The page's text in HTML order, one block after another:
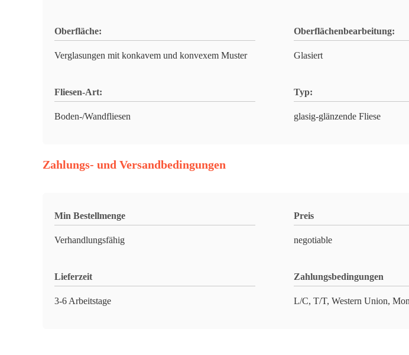
Oberfläche:
Verglasungen mit konkavem und konvexem Muster
Oberflächenbearbeitung:
Glasiert
Fliesen-Art:
Boden-/Wandfliesen
Typ:
glasig-glänzende Fliese
Zahlungs- und Versandbedingungen
Min Bestellmenge
Verhandlungsfähig
Preis
negotiable
Lieferzeit
3-6 Arbeitstage
Zahlungsbedingungen
L/C, T/T, Western Union,